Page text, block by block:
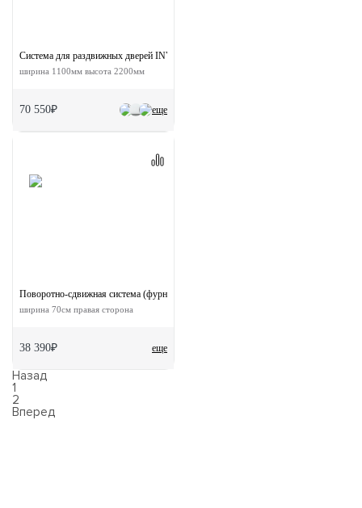
еще
Система для раздвижных дверей INVISIBLE-2 FRAME 1100/2200 NKS
ширина 1100мм высота 2200мм
70 550₽
еще
Поворотно-сдвижная система (фурнитура) для дверей 180-TWICE RIGHT 70
ширина 70см правая сторона
38 390₽
Назад
1
2
Вперед